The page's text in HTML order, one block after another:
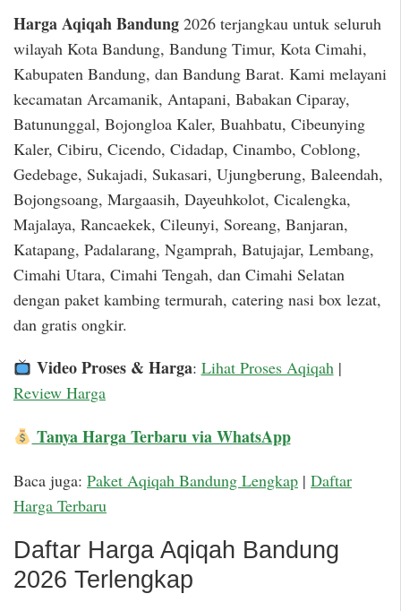
Harga Aqiqah Bandung 2026 terjangkau untuk seluruh
wilayah Kota Bandung, Bandung Timur, Kota Cimahi,
Kabupaten Bandung, dan Bandung Barat. Kami melayani
kecamatan Arcamanik, Antapani, Babakan Ciparay,
Batununggal, Bojongloa Kaler, Buahbatu, Cibeunying
Kaler, Cibiru, Cicendo, Cidadap, Cinambo, Coblong,
Gedebage, Sukajadi, Sukasari, Ujungberung, Baleendah,
Bojongsoang, Margaasih, Dayeuhkolot, Cicalengka,
Majalaya, Rancaekek, Cileunyi, Soreang, Banjaran,
Katapang, Padalarang, Ngamprah, Batujajar, Lembang,
Cimahi Utara, Cimahi Tengah, dan Cimahi Selatan
dengan paket kambing termurah, catering nasi box lezat,
dan gratis ongkir.
Video Proses & Harga: Lihat Proses Aqiqah|
Review Harga
Tanya Harga Terbaru via WhatsApp
Baca juga: Paket Aqiqah Bandung Lengkap | Daftar
Harga Terbaru
Daftar Harga Aqiqah Bandung
2026 Terlengkap